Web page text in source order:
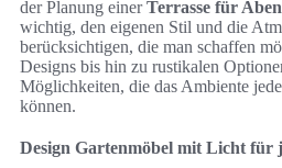
der Planung einerTerrasse für
wichtig, den eigenen Stil und die
berücksichtigen, die man schaffen
Designs bis hin zu rustikalen
Möglichkeiten, die das Ambiente
können.
Design Gartenmöbel mit Licht für